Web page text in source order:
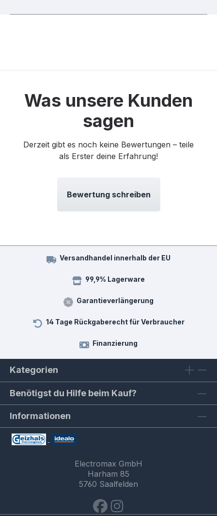
Was unsere Kunden
sagen
Derzeit gibt es noch keine Bewertungen – teile
als Erster deine Erfahrung!
Bewertung schreiben
Versandhandel innerhalb der EU
99,9% Lagerware
Garantieverlängerung
14 Tage Rückgaberecht für Verbraucher
Finanzierung
Kategorien
Benötigst du Hilfe beim Kauf?
Informationen
Electromax GmbH
Harham 85
5760 Saalfelden